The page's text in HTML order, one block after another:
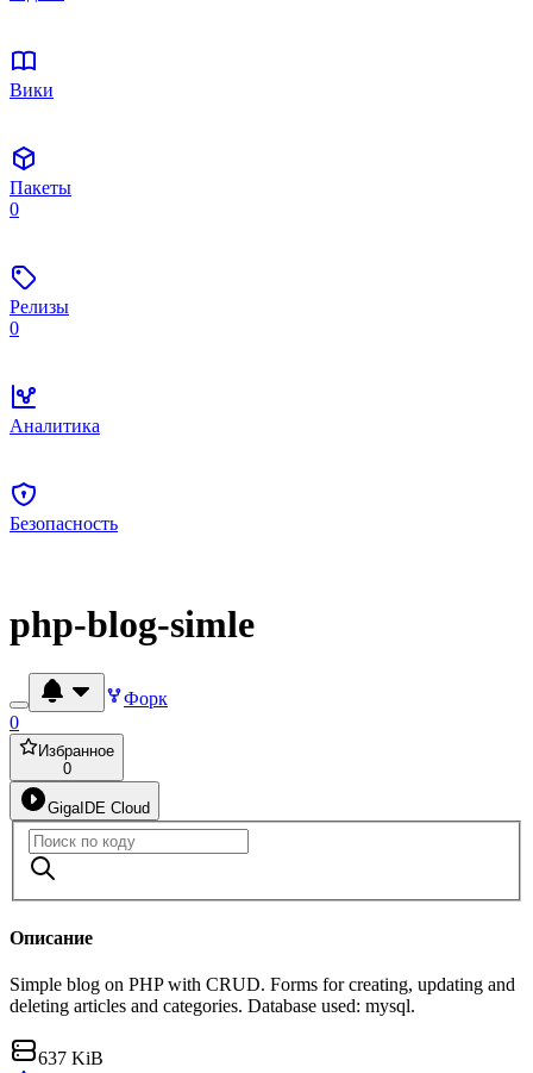
Вики
Пакеты
0
Релизы
0
Аналитика
Безопасность
php-blog-simle
Форк
0
Избранное
0
GigaIDE Cloud
Описание
Simple blog on PHP with CRUD. Forms for creating, updating and
deleting articles and categories. Database used: mysql.
637 KiB